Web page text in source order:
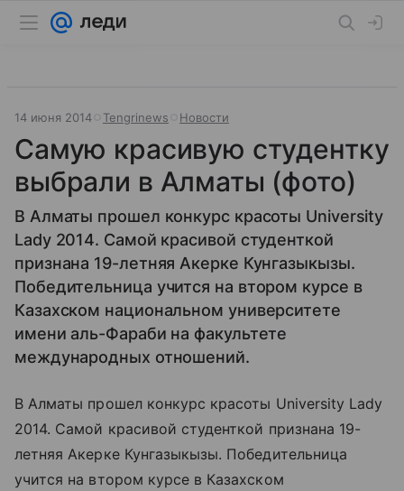
14 июня 2014 Tengrinews Новости
Самую красивую студентку
выбрали в Алматы (фото)
В Алматы прошел конкурс красоты University
Lady 2014. Самой красивой студенткой
признана 19-летняя Акерке Кунгазыкызы.
Победительница учится на втором курсе в
Казахском национальном университете
имени аль-Фараби на факультете
международных отношений.
В Алматы прошел конкурс красоты University Lady
2014. Самой красивой студенткой признана 19-
летняя Акерке Кунгазыкызы. Победительница
учится на втором курсе в Казахском